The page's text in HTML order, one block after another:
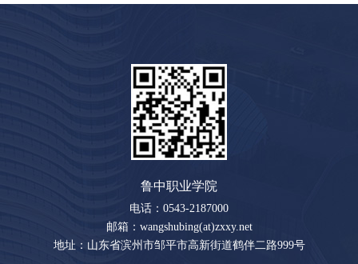
鲁中职业学院
电话：0543-2187000
邮箱：wangshubing(at)zxxy.net
地址：山东省滨州市邹平市高新街道鹤伴二路999号